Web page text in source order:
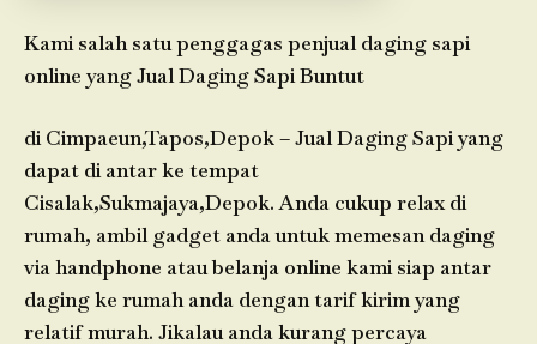
Kami salah satu penggagas penjual daging sapi
online yang Jual Daging Sapi Buntut
di Cimpaeun,Tapos,Depok – Jual Daging Sapi yang
dapat di antar ke tempat
Cisalak,Sukmajaya,Depok. Anda cukup relax di
rumah, ambil gadget anda untuk memesan daging
via handphone atau belanja online kami siap antar
daging ke rumah anda dengan tarif kirim yang
relatif murah. Jikalau anda kurang percaya